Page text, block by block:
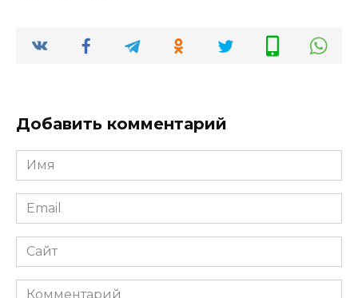
Добавить комментарий
Имя
*
Email
*
Сайт
Комментарий